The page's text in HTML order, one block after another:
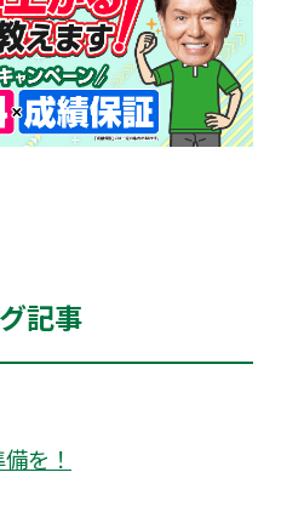
記事
を！